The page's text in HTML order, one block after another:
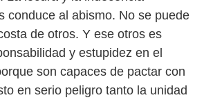
conduce al abismo. No se puede
de otros. Y ese otros es
y estupidez en el
son capaces de pactar con
en serio peligro tanto la unidad